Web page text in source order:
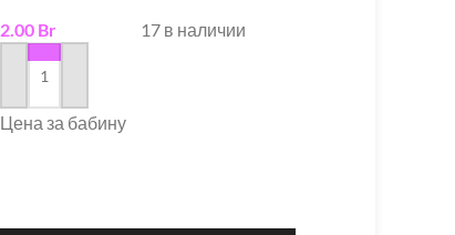
2.00 Br 17 в наличии
в корзину
Цена за бабину